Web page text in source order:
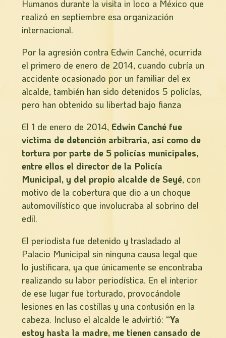
Humanos durante la visita in loco a México que
realizó en septiembre esa organización
internacional.
Por la agresión contra Edwin Canché, ocurrida
el primero de enero de 2014, cuando cubría un
accidente ocasionado por un familiar del ex
alcalde, también han sido detenidos 5 policías,
pero han obtenido su libertad bajo fianza
El 1 de enero de 2014, Edwin Canché fue
víctima de detención arbitraria, así como de
tortura por parte de 5 policías municipales,
entre ellos el director de la Policía
Municipal, y del propio alcalde de Seyé, con
motivo de la cobertura que dio a un choque
automovilístico que involucraba al sobrino del
edil.
El periodista fue detenido y trasladado al
Palacio Municipal sin ninguna causa legal que
lo justificara, ya que únicamente se encontraba
realizando su labor periodística. En el interior
de ese lugar fue torturado, provocándole
lesiones en las costillas y una contusión en la
cabeza. Incluso el alcalde le advirtió: “Ya
estoy hasta la madre, me tienen cansado de